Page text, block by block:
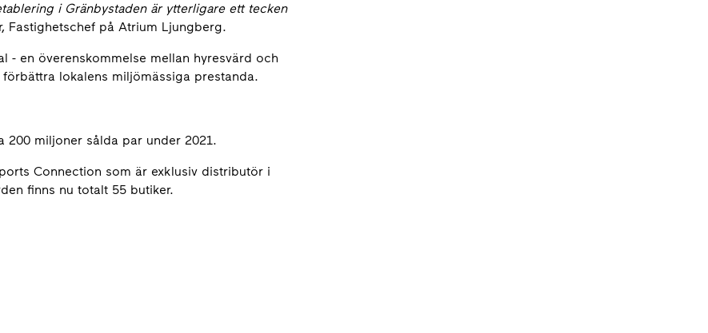
i Gränbystaden är ytterligare ett tecken
Fastighetschef på Atrium Ljungberg.
- en överenskommelse mellan hyresvärd och
lokalens miljömässiga prestanda.
200 miljoner sålda par under 2021.
Connection som är exklusiv distributör i
finns nu totalt 55 butiker.